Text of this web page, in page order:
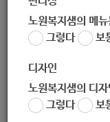
한
노원복지샘의 메
그렇다
보
디자인
노원복지샘의 디
그렇다
보
노원시니어클